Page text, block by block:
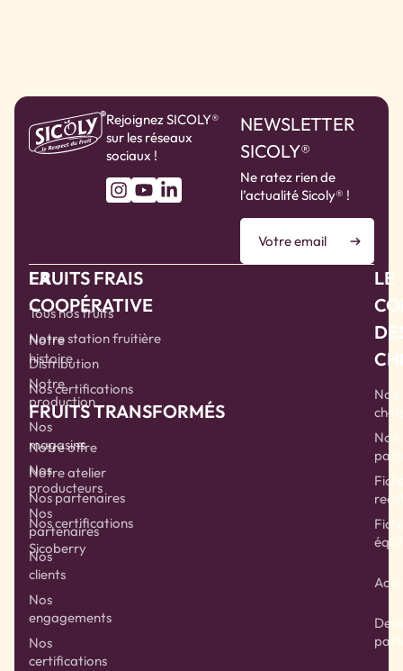
Rejoignez SICOLY®
sur les réseaux
sociaux !
NEWSLETTER
SICOLY®
Ne ratez rien de
l’actualité Sicoly® !
LA
COOPÉRATIVE
Notre
histoire
Notre
production
Nos
magasins
Nos
producteurs
Nos
partenaires
Nos
clients
Nos
engagements
Nos
certifications
FRUITS FRAIS
Tous nos fruits
Notre station fruitière
Distribution
Nos certifications
FRUITS TRANSFORMÉS
Notre offre
Notre atelier
Nos partenaires
Nos certifications
Sicoberry
LE
Nos
Nos